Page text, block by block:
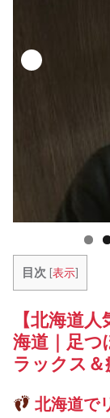
目次 [表示]
【北海道
海道｜足つ
ラックス
北海道で